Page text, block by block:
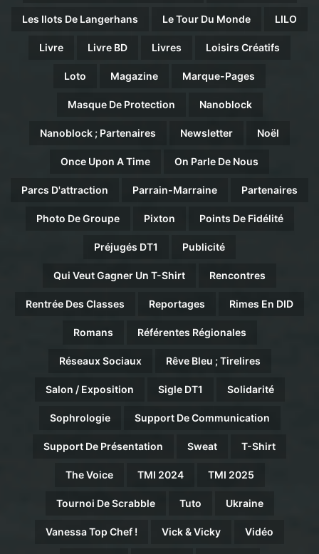
Les Ilots De Langerhans Le Tour Du Monde LILO
Livre Livre BD Livres Loisirs Créatifs
Loto Magazine Marque-Pages
Masque De Protection Nanoblock
Nanoblock ; Partenaires Newsletter Noël
Once Upon A Time On Parle De Nous
Parcs D'attraction Parrain-Marraine Partenaires
Photo De Groupe Pixton Points De Fidélité
Préjugés DT1 Publicité
Qui Veut Gagner Un T-Shirt Rencontres
Rentrée Des Classes Reportages Rimes En DID
Romans Référentes Régionales
Réseaux Sociaux Rêve Bleu ; Tirelires
Salon / Exposition Sigle DT1 Solidarité
Sophrologie Support De Communication
Support De Présentation Sweat T-Shirt
The Voice TMI 2024 TMI 2025
Tournoi De Scrabble Tuto Ukraine
Vanessa Top Chef ! Vick & Vicky Vidéo